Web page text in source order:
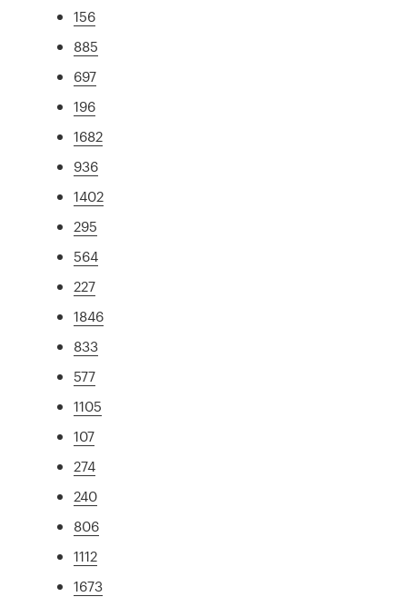
156
885
697
196
1682
936
1402
295
564
227
1846
833
577
1105
107
274
240
806
1112
1673